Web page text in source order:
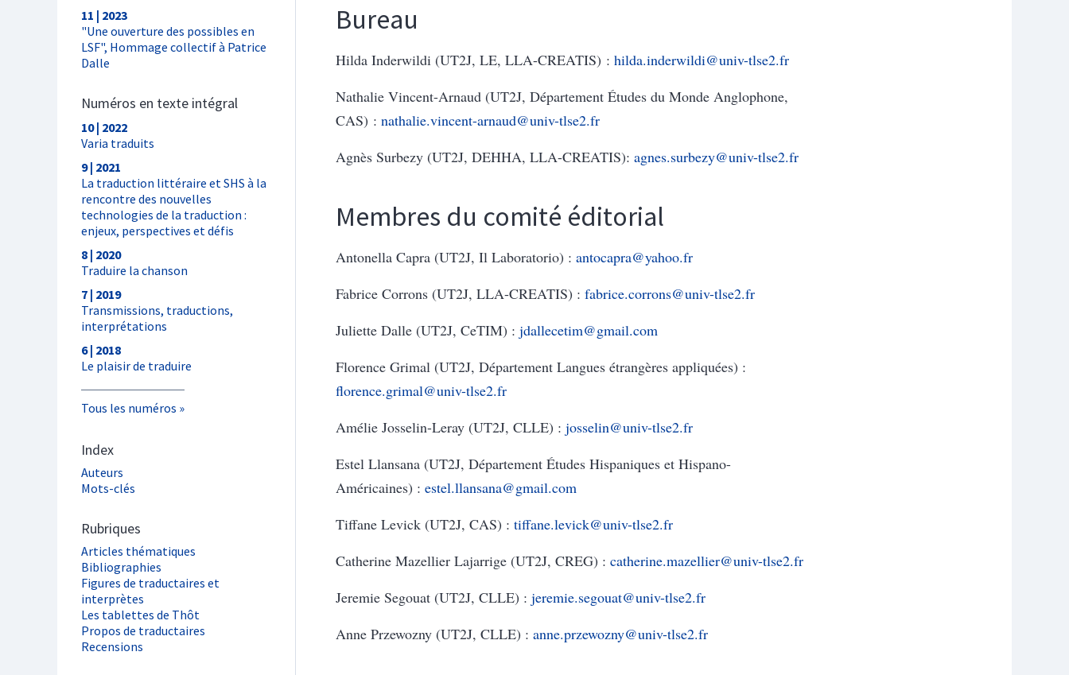
11 | 2023
"Une ouverture des possibles en
LSF", Hommage collectif à Patrice
Dalle
Numéros en texte intégral
10 | 2022
Varia traduits
9 | 2021
La traduction littéraire et SHS à la
rencontre des nouvelles
technologies de la traduction :
enjeux, perspectives et défis
8 | 2020
Traduire la chanson
7 | 2019
Transmissions, traductions,
interprétations
6 | 2018
Le plaisir de traduire
Tous les numéros
Index
Auteurs
Mots-clés
Rubriques
Articles thématiques
Bibliographies
Figures de traductaires et
interprètes
Les tablettes de Thôt
Propos de traductaires
Recensions
Bureau
Hilda Inderwildi (UT2J, LE, LLA-CREATIS) : hilda.inderwildi@univ-tlse2.fr
Nathalie Vincent-Arnaud (UT2J, Département Études du Monde Anglophone,
CAS) : nathalie.vincent-arnaud@univ-tlse2.fr
Agnès Surbezy (UT2J, DEHHA, LLA-CREATIS): agnes.surbezy@univ-tlse2.fr
Membres du comité éditorial
Antonella Capra (UT2J, Il Laboratorio) : antocapra@yahoo.fr
Fabrice Corrons (UT2J, LLA-CREATIS) : fabrice.corrons@univ-tlse2.fr
Juliette Dalle (UT2J, CeTIM) : jdallecetim@gmail.com
Florence Grimal (UT2J, Département Langues étrangères appliquées) :
florence.grimal@univ-tlse2.fr
Amélie Josselin-Leray (UT2J, CLLE) : josselin@univ-tlse2.fr
Estel Llansana (UT2J, Département Études Hispaniques et Hispano-
Américaines) : estel.llansana@gmail.com
Tiffane Levick (UT2J, CAS) : tiffane.levick@univ-tlse2.fr
Catherine Mazellier Lajarrige (UT2J, CREG) : catherine.mazellier@univ-tlse2.fr
Jeremie Segouat (UT2J, CLLE) : jeremie.segouat@univ-tlse2.fr
Anne Przewozny (UT2J, CLLE) : anne.przewozny@univ-tlse2.fr